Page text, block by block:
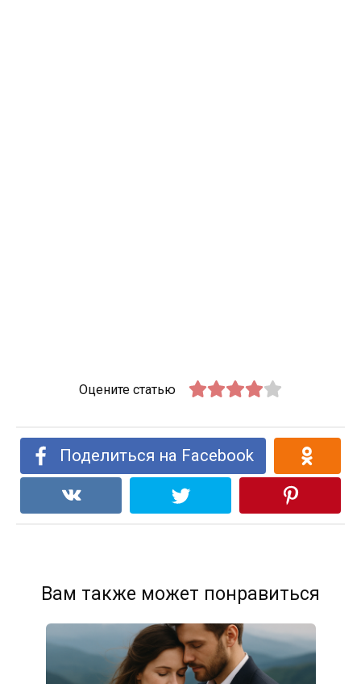
Оцените статью
Поделиться на Facebook
Вам также может понравиться